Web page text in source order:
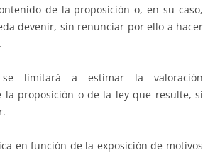
de la proposición o, en su caso,
devenir, sin renunciar por ello a hacer
se limitará a estimar la valoración
la proposición o de la ley que resulte, si
en función de la exposición de motivos